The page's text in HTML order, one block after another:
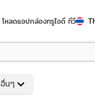
โหลดแอปกล่องทรูไอดี ทีวี
อื่นๆ